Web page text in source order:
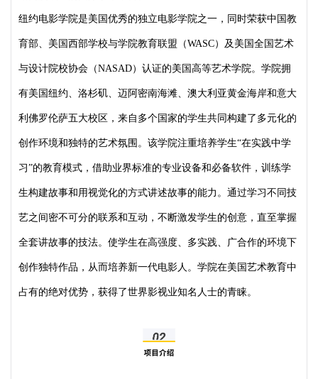
纽约电影学院是美国优秀的独立电影学院之一，同时荣获中国教
育部、美国西部学校与学院教育联盟（WASC）及美国全国艺术
与设计院校协会（NASAD）认证的美国高等艺术学院。学院拥
有美国纽约、洛杉矶、迈阿密南海滩、澳大利亚黄金海岸和意大
利佛罗伦萨五大校区，来自多个国家的学生共同构建了多元化的
创作环境和独特的艺术氛围。该学院注重培养学生“在实践中学
习”的教育模式，借助业界标准的专业设备和必备软件，训练学
生构建故事和用视觉化的方式讲述故事的能力。通过学习不同技
艺之间密不可分的联系和互动，不断激发学生的创意，直至掌握
全套讲故事的技法。使学生在高强度、多实践、广合作的环境下
创作独特作品，从而培养新一代电影人。学院在美国艺术教育中
占有的绝对优势，获得了世界影视业知名人士的青睐。